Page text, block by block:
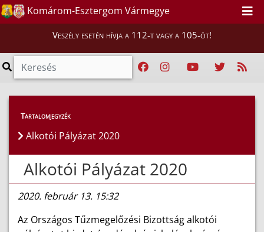
Komárom-Esztergom Vármegye
Veszély esetén hívja a 112-t vagy a 105-öt!
Híreink > Hírek
Tartalomjegyzék
Alkotói Pályázat 2020
Alkotói Pályázat 2020
2020. február 13. 15:32
Az Országos Tűzmegelőzési Bizottság alkotói